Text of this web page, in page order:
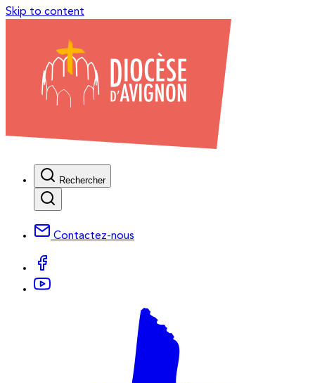
Skip to content
Rechercher
Contactez-nous